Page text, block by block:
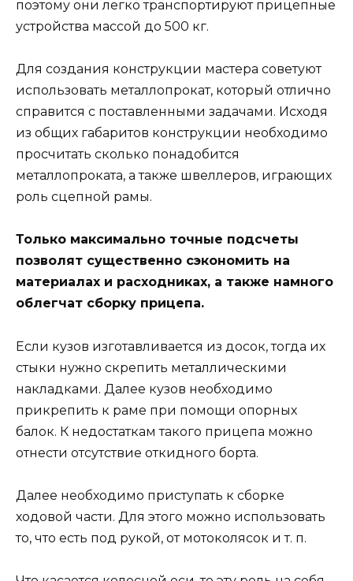
поэтому они легко транспортируют прицепные
устройства массой до 500 кг.
Для создания конструкции мастера советуют
использовать металлопрокат, который отлично
справится с поставленными задачами. Исходя
из общих габаритов конструкции необходимо
просчитать сколько понадобится
металлопроката, а также швеллеров, играющих
роль сцепной рамы.
Только максимально точные подсчеты
позволят существенно сэкономить на
материалах и расходниках, а также намного
облегчат сборку прицепа.
Если кузов изготавливается из досок, тогда их
стыки нужно скрепить металлическими
накладками. Далее кузов необходимо
прикрепить к раме при помощи опорных
балок. К недостаткам такого прицепа можно
отнести отсутствие откидного борта.
Далее необходимо приступать к сборке
ходовой части. Для этого можно использовать
то, что есть под рукой, от мотоколясок и т. п.